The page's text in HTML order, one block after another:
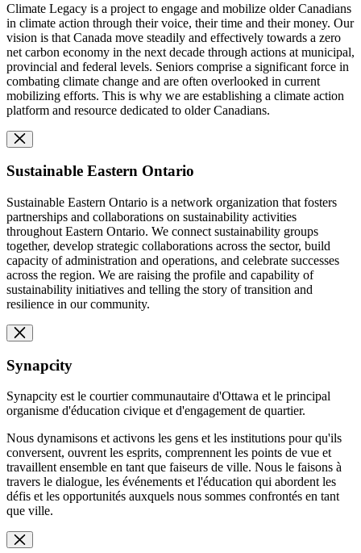
Climate Legacy is a project to engage and mobilize older Canadians
in climate action through their voice, their time and their money. Our
vision is that Canada move steadily and effectively towards a zero
net carbon economy in the next decade through actions at municipal,
provincial and federal levels. Seniors comprise a significant force in
combating climate change and are often overlooked in current
mobilizing efforts. This is why we are establishing a climate action
platform and resource dedicated to older Canadians.
Sustainable Eastern Ontario
Sustainable Eastern Ontario is a network organization that fosters
partnerships and collaborations on sustainability activities
throughout Eastern Ontario. We connect sustainability groups
together, develop strategic collaborations across the sector, build
capacity of administration and operations, and celebrate successes
across the region. We are raising the profile and capability of
sustainability initiatives and telling the story of transition and
resilience in our community.
Synapcity
Synapcity est le courtier communautaire d'Ottawa et le principal
organisme d'éducation civique et d'engagement de quartier.
Nous dynamisons et activons les gens et les institutions pour qu'ils
conversent, ouvrent les esprits, comprennent les points de vue et
travaillent ensemble en tant que faiseurs de ville. Nous le faisons à
travers le dialogue, les événements et l'éducation qui abordent les
défis et les opportunités auxquels nous sommes confrontés en tant
que ville.